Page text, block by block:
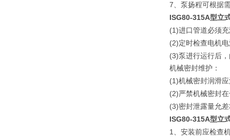
7、泵扬程可根据
ISG80-315A型立
(1)进口管道必须
(2)定时检查电机
(3)泵进行运行后
机械密封维护：
(1)机械密封润滑
(2)严禁机械密封
(3)密封泄露量允差
ISG80-315A型立
1 、安装前应检查